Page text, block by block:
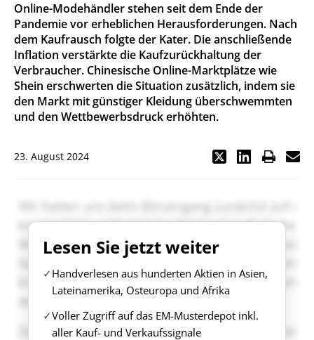
Online-Modehändler stehen seit dem Ende der
Pandemie vor erheblichen Herausforderungen. Nach
dem Kaufrausch folgte der Kater. Die anschließende
Inflation verstärkte die Kaufzurückhaltung der
Verbraucher. Chinesische Online-Marktplätze wie
Shein erschwerten die Situation zusätzlich, indem sie
den Markt mit günstiger Kleidung überschwemmten
und den Wettbewerbsdruck erhöhten.
23. August 2024
Lesen Sie jetzt weiter
Handverlesen aus hunderten Aktien in Asien,
Lateinamerika, Osteuropa und Afrika
Voller Zugriff auf das EM-Musterdepot inkl.
aller Kauf- und Verkaufssignale